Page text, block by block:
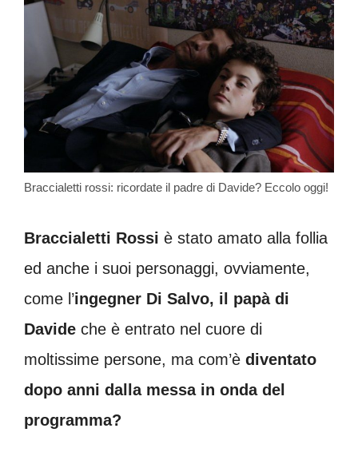
Braccialetti rossi: ricordate il padre di Davide? Eccolo oggi!
Braccialetti Rossi è stato amato alla follia
ed anche i suoi personaggi, ovviamente,
come l’ingegner Di Salvo, il papà di
Davide che è entrato nel cuore di
moltissime persone, ma com’è diventato
dopo anni dalla messa in onda del
programma?